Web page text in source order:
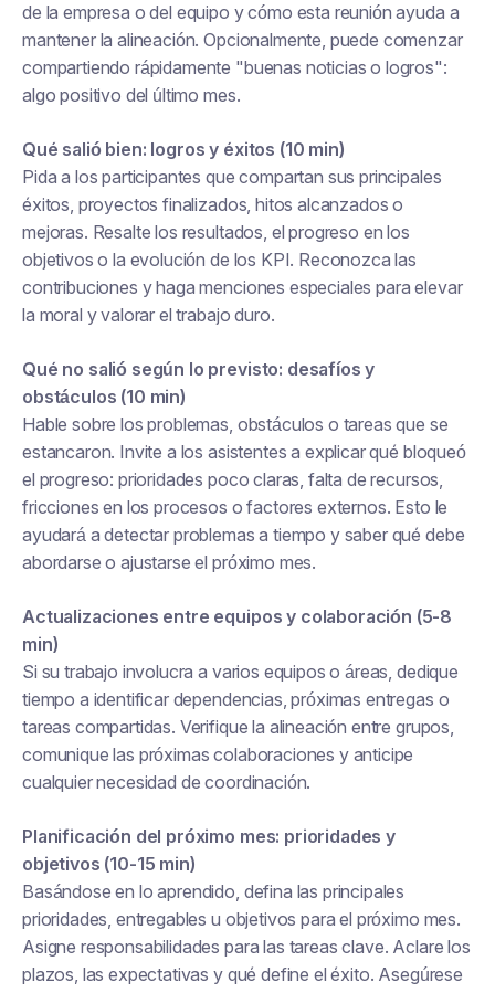
de la empresa o del equipo y cómo esta reunión ayuda a
mantener la alineación. Opcionalmente, puede comenzar
compartiendo rápidamente "buenas noticias o logros":
algo positivo del último mes.
Qué salió bien: logros y éxitos (10 min)
Pida a los participantes que compartan sus principales
éxitos, proyectos finalizados, hitos alcanzados o
mejoras. Resalte los resultados, el progreso en los
objetivos o la evolución de los KPI. Reconozca las
contribuciones y haga menciones especiales para elevar
la moral y valorar el trabajo duro.
Qué no salió según lo previsto: desafíos y
obstáculos (10 min)
Hable sobre los problemas, obstáculos o tareas que se
estancaron. Invite a los asistentes a explicar qué bloqueó
el progreso: prioridades poco claras, falta de recursos,
fricciones en los procesos o factores externos. Esto le
ayudará a detectar problemas a tiempo y saber qué debe
abordarse o ajustarse el próximo mes.
Actualizaciones entre equipos y colaboración (5-8
min)
Si su trabajo involucra a varios equipos o áreas, dedique
tiempo a identificar dependencias, próximas entregas o
tareas compartidas. Verifique la alineación entre grupos,
comunique las próximas colaboraciones y anticipe
cualquier necesidad de coordinación.
Planificación del próximo mes: prioridades y
objetivos (10-15 min)
Basándose en lo aprendido, defina las principales
prioridades, entregables u objetivos para el próximo mes.
Asigne responsabilidades para las tareas clave. Aclare los
plazos, las expectativas y qué define el éxito. Asegúrese